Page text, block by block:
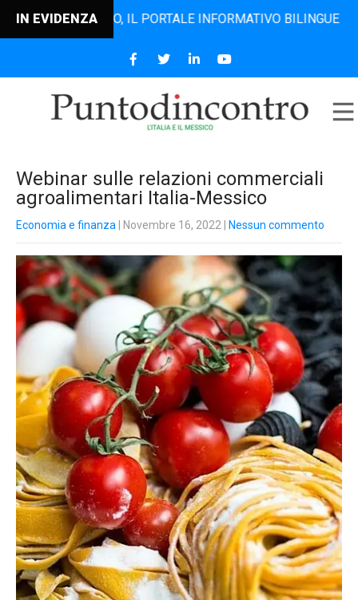
IN EVIDENZAIL PORTALE INFORMATIVO BILINGUE CHE
Webinar sulle relazioni commerciali
agroalimentari Italia-Messico
Economia e finanza | Novembre 16, 2022 Nessun commento